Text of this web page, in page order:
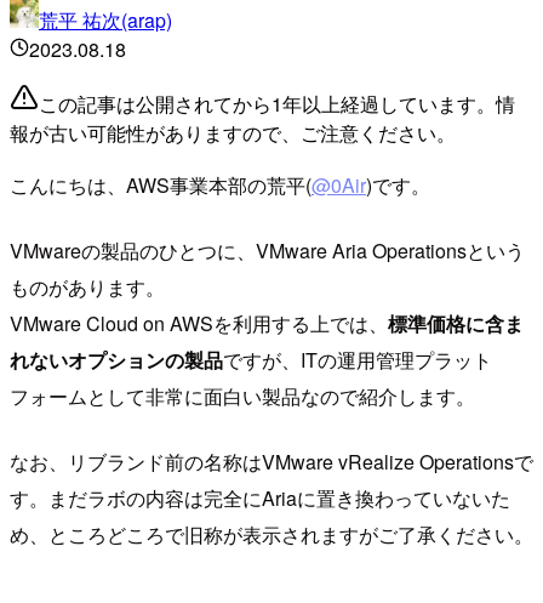
荒平 祐次(arap)
2023.08.18
この記事は公開されてから1年以上経過しています。情
報が古い可能性がありますので、ご注意ください。
こんにちは、AWS事業本部の荒平(@0Air)です。
VMwareの製品のひとつに、VMware Aria Operationsという
ものがあります。
VMware Cloud on AWSを利用する上では、 標準価格に含ま
れないオプションの製品ですが、ITの運用管理プラット
フォームとして非常に面白い製品なので紹介します。
なお、リブランド前の名称はVMware vRealize Operationsで
す。まだラボの内容は完全にAriaに置き換わっていないた
め、ところどころで旧称が表示されますがご了承ください。